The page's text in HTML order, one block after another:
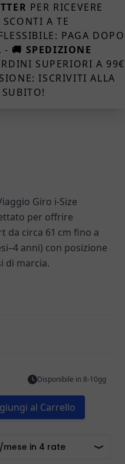
PER RICEVERE
A TE
PAGA DOPO
- 🚚 SPEDIZIONE
SUPERIORI A 99€
ISCRIVITI ALLA
Giro i‑Size
per offrire
da circa 61 cm fino a
anni) con posizione
di marcia.
Disponibile in 8-10gg
al Carrello